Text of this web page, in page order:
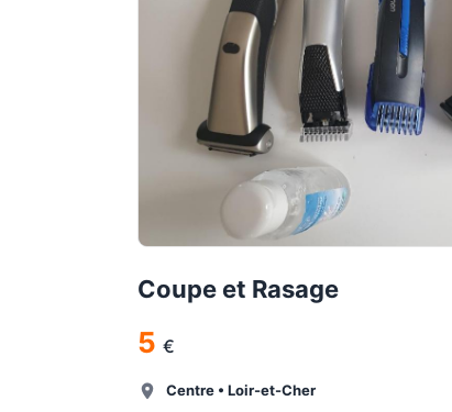
Coupe et Rasage
5 €
Centre• Loir-et-Cher